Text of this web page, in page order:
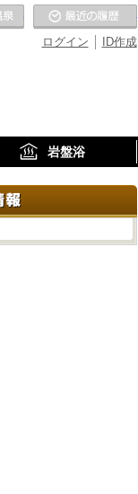
ID作成
ログイン
お気に入りの温泉
岩盤浴